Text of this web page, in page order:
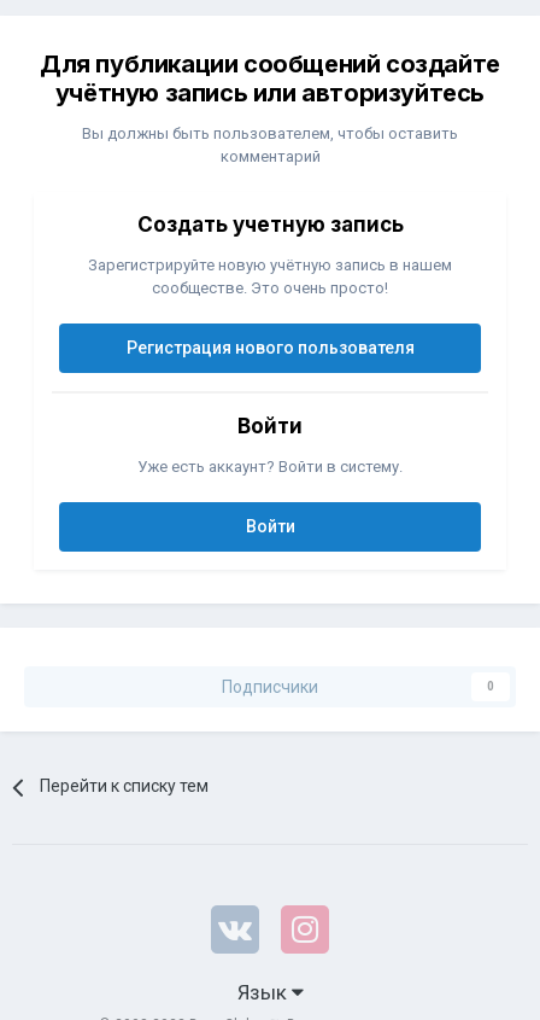
Для публикации сообщений создайте
учётную запись или авторизуйтесь
Вы должны быть пользователем, чтобы оставить
комментарий
Создать учетную запись
Зарегистрируйте новую учётную запись в нашем
сообществе. Это очень просто!
Регистрация нового пользователя
Войти
Уже есть аккаунт? Войти в систему.
Войти
Подписчики 0
Перейти к списку тем
Язык